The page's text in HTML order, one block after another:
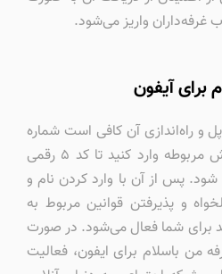
واریز می‌شود.
برای آیفون
و راه‌اندازی آن کافی است شماره
تلفن همراه خود را در بخش مربوطه وارد کنید تا کد ۵ رقمی
پس از آن با وارد کردن نام و
و پذیرفتن قوانین مربوط به
برای شما فعال می‌شود. در صورت
من باسلام برای ایفون، فعالیت